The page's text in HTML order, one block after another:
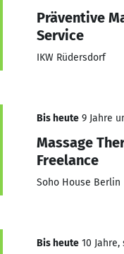
Präventive
Service
IKW Rüdersdorf
Bis heute 9 Jahre
Massage
Freelance
Soho House Berlin
Bis heute 10 Jahre,